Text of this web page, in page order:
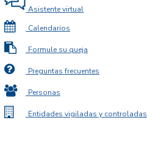
Asistente virtual
Calendarios
Formule su queja
Preguntas frecuentes
Personas
Entidades vigiladas y controladas